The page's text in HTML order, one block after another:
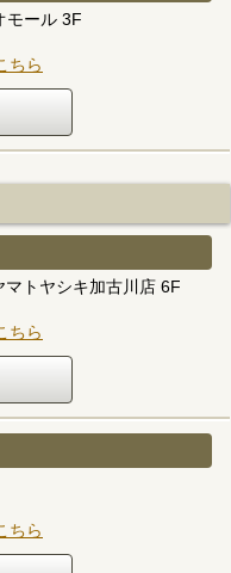
モール 3F
ちら
トヤシキ加古川店 6F
ちら
ちら